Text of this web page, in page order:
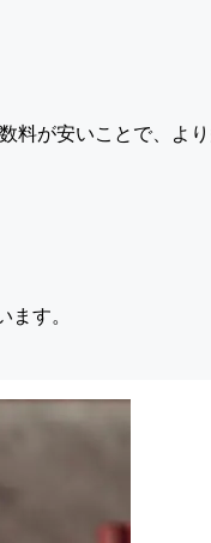
が安いことで、よ
す。